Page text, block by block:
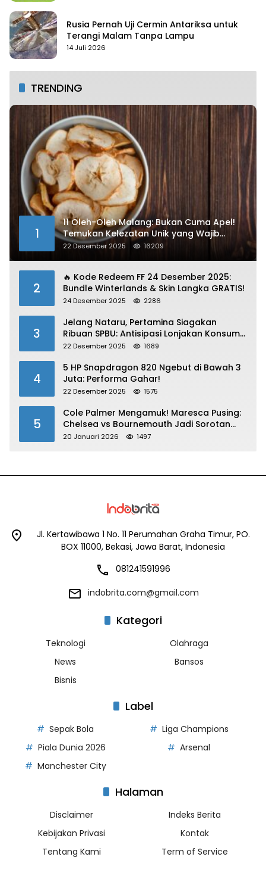
Rusia Pernah Uji Cermin Antariksa untuk
Terangi Malam Tanpa Lampu
14 Juli 2026
TRENDING
1
11 Oleh-Oleh Malang: Bukan Cuma Apel!
Temukan Kelezatan Unik yang Wajib
Dibawa
22 Desember 2025 16209
2
🔥 Kode Redeem FF 24 Desember 2025:
Bundle Winterlands & Skin Langka GRATIS!
24 Desember 2025 2286
3
Jelang Nataru, Pertamina Siagakan
Ribuan SPBU: Antisipasi Lonjakan Konsumsi
BBM dan LPG!
22 Desember 2025 1689
4
5 HP Snapdragon 820 Ngebut di Bawah 3
Juta: Performa Gahar!
22 Desember 2025 1575
5
Cole Palmer Mengamuk! Maresca Pusing:
Chelsea vs Bournemouth Jadi Sorotan
Utama
20 Januari 2026 1497
Jl. Kertawibawa 1 No. 11 Perumahan Graha Timur, PO.
BOX 11000, Bekasi, Jawa Barat, Indonesia
081241591996
indobrita.com@gmail.com
Kategori
Teknologi
Olahraga
News
Bansos
Bisnis
Label
Sepak Bola
Liga Champions
Piala Dunia 2026
Arsenal
Manchester City
Halaman
Disclaimer
Indeks Berita
Kebijakan Privasi
Kontak
Tentang Kami
Term of Service